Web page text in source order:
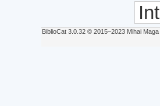
BiblioCat 3.0.32 © 2015‒2023 Mihai